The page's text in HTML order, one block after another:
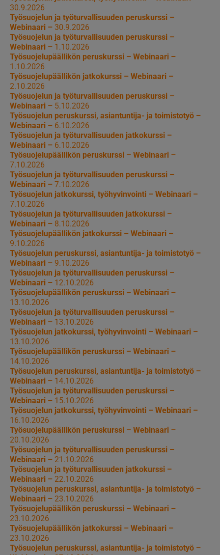
30.9.2026
Työsuojelun ja työturvallisuuden peruskurssi –
Webinaari – 30.9.2026
Työsuojelun ja työturvallisuuden peruskurssi –
Webinaari – 1.10.2026
Työsuojelupäällikön peruskurssi – Webinaari –
1.10.2026
Työsuojelupäällikön jatkokurssi – Webinaari –
2.10.2026
Työsuojelun ja työturvallisuuden peruskurssi –
Webinaari – 5.10.2026
Työsuojelun peruskurssi, asiantuntija- ja toimistotyö –
Webinaari – 6.10.2026
Työsuojelun ja työturvallisuuden jatkokurssi –
Webinaari – 6.10.2026
Työsuojelupäällikön peruskurssi – Webinaari –
7.10.2026
Työsuojelun ja työturvallisuuden peruskurssi –
Webinaari – 7.10.2026
Työsuojelun jatkokurssi, työhyvinvointi – Webinaari –
7.10.2026
Työsuojelun ja työturvallisuuden jatkokurssi –
Webinaari – 8.10.2026
Työsuojelupäällikön jatkokurssi – Webinaari –
9.10.2026
Työsuojelun peruskurssi, asiantuntija- ja toimistotyö –
Webinaari – 9.10.2026
Työsuojelun ja työturvallisuuden peruskurssi –
Webinaari – 12.10.2026
Työsuojelupäällikön peruskurssi – Webinaari –
13.10.2026
Työsuojelun ja työturvallisuuden peruskurssi –
Webinaari – 13.10.2026
Työsuojelun jatkokurssi, työhyvinvointi – Webinaari –
13.10.2026
Työsuojelupäällikön peruskurssi – Webinaari –
14.10.2026
Työsuojelun peruskurssi, asiantuntija- ja toimistotyö –
Webinaari – 14.10.2026
Työsuojelun ja työturvallisuuden peruskurssi –
Webinaari – 15.10.2026
Työsuojelun jatkokurssi, työhyvinvointi – Webinaari –
16.10.2026
Työsuojelupäällikön peruskurssi – Webinaari –
20.10.2026
Työsuojelun ja työturvallisuuden peruskurssi –
Webinaari – 21.10.2026
Työsuojelun ja työturvallisuuden jatkokurssi –
Webinaari – 22.10.2026
Työsuojelun peruskurssi, asiantuntija- ja toimistotyö –
Webinaari – 23.10.2026
Työsuojelupäällikön peruskurssi – Webinaari –
23.10.2026
Työsuojelupäällikön jatkokurssi – Webinaari –
23.10.2026
Työsuojelun peruskurssi, asiantuntija- ja toimistotyö –